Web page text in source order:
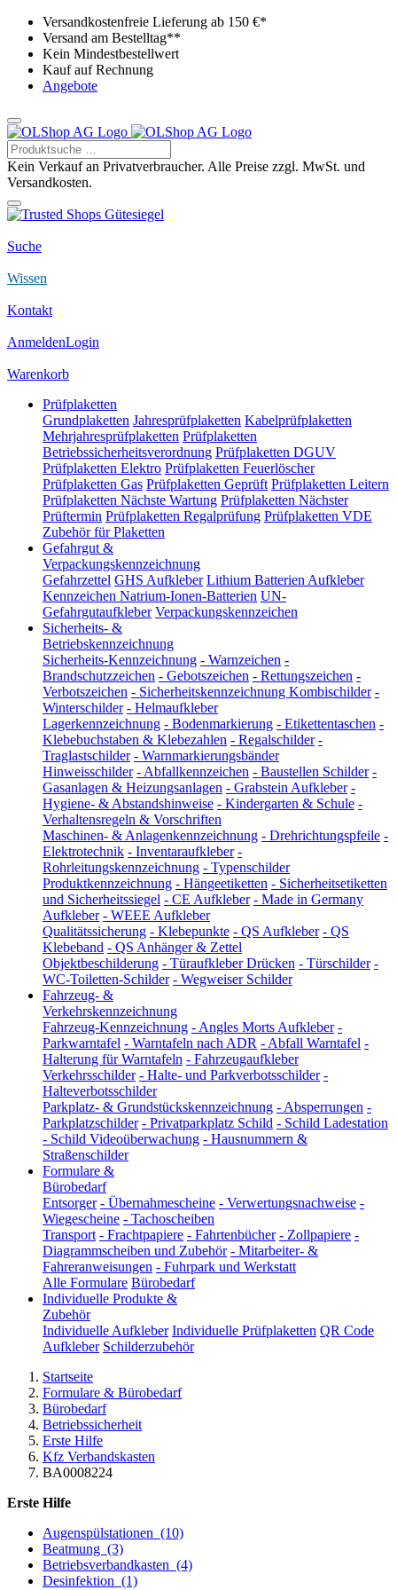
Versandkostenfreie Lieferung ab 150 €*
Versand am Bestelltag**
Kein Mindestbestellwert
Kauf auf Rechnung
Angebote
Kein Verkauf an Privatverbraucher. Alle Preise zzgl. MwSt. und
Versandkosten.
Suche
Wissen
Kontakt
AnmeldenLogin
Warenkorb
Prüfplaketten
Grundplaketten Jahresprüfplaketten Kabelprüfplaketten
Mehrjahresprüfplaketten Prüfplaketten
Betriebssicherheitsverordnung Prüfplaketten DGUV
Prüfplaketten Elektro Prüfplaketten Feuerlöscher
Prüfplaketten Gas Prüfplaketten Geprüft Prüfplaketten Leitern
Prüfplaketten Nächste Wartung Prüfplaketten Nächster
Prüftermin Prüfplaketten Regalprüfung Prüfplaketten VDE
Zubehör für Plaketten
Gefahrgut &
Verpackungskennzeichnung
Gefahrzettel GHS Aufkleber Lithium Batterien Aufkleber
Kennzeichen Natrium-Ionen-Batterien UN-
Gefahrgutaufkleber Verpackungskennzeichen
Sicherheits- &
Betriebskennzeichnung
Sicherheits-Kennzeichnung - Warnzeichen -
Brandschutzzeichen - Gebotszeichen - Rettungszeichen -
Verbotszeichen - Sicherheitskennzeichnung Kombischilder -
Winterschilder - Helmaufkleber
Lagerkennzeichnung - Bodenmarkierung - Etikettentaschen -
Klebebuchstaben & Klebezahlen - Regalschilder -
Traglastschilder - Warnmarkierungsbänder
Hinweisschilder - Abfallkennzeichen - Baustellen Schilder -
Gasanlagen & Heizungsanlagen - Grabstein Aufkleber -
Hygiene- & Abstandshinweise - Kindergarten & Schule -
Verhaltensregeln & Vorschriften
Maschinen- & Anlagenkennzeichnung - Drehrichtungspfeile -
Elektrotechnik - Inventaraufkleber -
Rohrleitungskennzeichnung - Typenschilder
Produktkennzeichnung - Hängeetiketten - Sicherheitsetiketten
und Sicherheitssiegel - CE Aufkleber - Made in Germany
Aufkleber - WEEE Aufkleber
Qualitätssicherung - Klebepunkte - QS Aufkleber - QS
Klebeband - QS Anhänger & Zettel
Objektbeschilderung - Türaufkleber Drücken - Türschilder -
WC-Toiletten-Schilder - Wegweiser Schilder
Fahrzeug- &
Verkehrskennzeichnung
Fahrzeug-Kennzeichnung - Angles Morts Aufkleber -
Parkwarntafel - Warntafeln nach ADR - Abfall Warntafel -
Halterung für Warntafeln - Fahrzeugaufkleber
Verkehrsschilder - Halte- und Parkverbotsschilder -
Halteverbotsschilder
Parkplatz- & Grundstückskennzeichnung - Absperrungen -
Parkplatzschilder - Privatparkplatz Schild - Schild Ladestation
- Schild Videoüberwachung - Hausnummern &
Straßenschilder
Formulare &
Bürobedarf
Entsorger - Übernahmescheine - Verwertungsnachweise -
Wiegescheine - Tachoscheiben
Transport - Frachtpapiere - Fahrtenbücher - Zollpapiere -
Diagrammscheiben und Zubehör - Mitarbeiter- &
Fahreranweisungen - Fuhrpark und Werkstatt
Alle Formulare Bürobedarf
Individuelle Produkte &
Zubehör
Individuelle Aufkleber Individuelle Prüfplaketten QR Code
Aufkleber Schilderzubehör
Startseite
Formulare & Bürobedarf
Bürobedarf
Betriebssicherheit
Erste Hilfe
Kfz Verbandskasten
BA0008224
Erste Hilfe
Augenspülstationen (10)
Beatmung (3)
Betriebsverbandkasten (4)
Desinfektion (1)